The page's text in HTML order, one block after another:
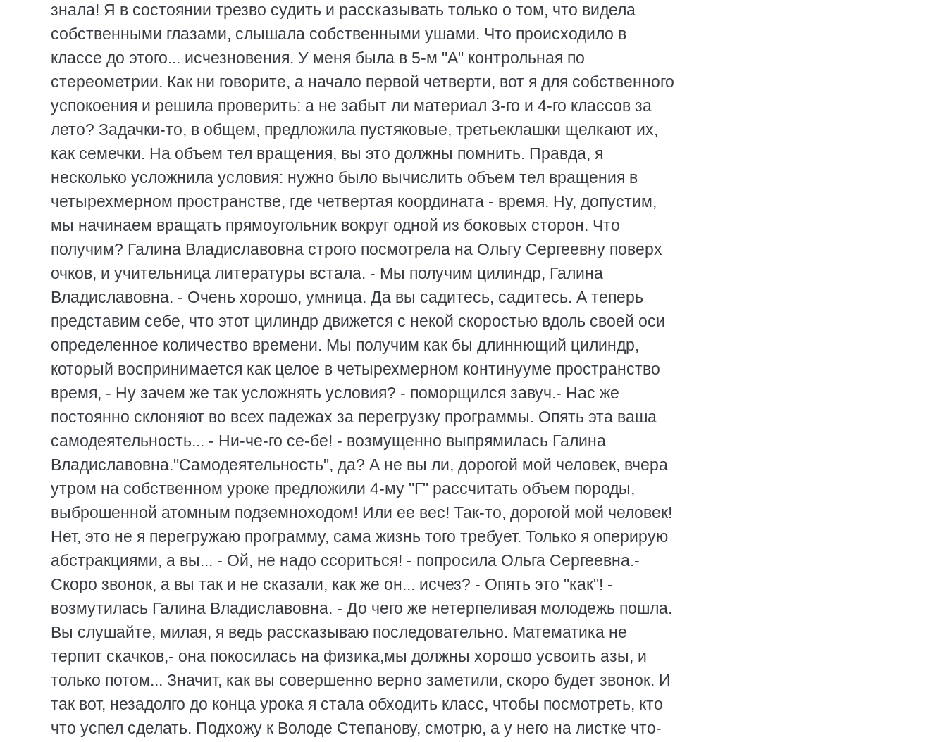
знала! Я в состоянии трезво судить и рассказывать только о том, что видела
собственными глазами, слышала собственными ушами. Что происходило в
классе до этого... исчезновения. У меня была в 5-м "А" контрольная по
стереометрии. Как ни говорите, а начало первой четверти, вот я для собственного
успокоения и решила проверить: а не забыт ли материал 3-го и 4-го классов за
лето? Задачки-то, в общем, предложила пустяковые, третьеклашки щелкают их,
как семечки. На объем тел вращения, вы это должны помнить. Правда, я
несколько усложнила условия: нужно было вычислить объем тел вращения в
четырехмерном пространстве, где четвертая координата - время. Ну, допустим,
мы начинаем вращать прямоугольник вокруг одной из боковых сторон. Что
получим? Галина Владиславовна строго посмотрела на Ольгу Сергеевну поверх
очков, и учительница литературы встала. - Мы получим цилиндр, Галина
Владиславовна. - Очень хорошо, умница. Да вы садитесь, садитесь. А теперь
представим себе, что этот цилиндр движется с некой скоростью вдоль своей оси
определенное количество времени. Мы получим как бы длиннющий цилиндр,
который воспринимается как целое в четырехмерном континууме пространство
время, - Ну зачем же так усложнять условия? - поморщился завуч.- Нас же
постоянно склоняют во всех падежах за перегрузку программы. Опять эта ваша
самодеятельность... - Ни-че-го се-бе! - возмущенно выпрямилась Галина
Владиславовна."Самодеятельность", да? А не вы ли, дорогой мой человек, вчера
утром на собственном уроке предложили 4-му "Г" рассчитать объем породы,
выброшенной атомным подземноходом! Или ее вес! Так-то, дорогой мой человек!
Нет, это не я перегружаю программу, сама жизнь того требует. Только я оперирую
абстракциями, а вы... - Ой, не надо ссориться! - попросила Ольга Сергеевна.-
Скоро звонок, а вы так и не сказали, как же он... исчез? - Опять это "как"! -
возмутилась Галина Владиславовна. - До чего же нетерпеливая молодежь пошла.
Вы слушайте, милая, я ведь рассказываю последовательно. Математика не
терпит скачков,- она покосилась на физика,мы должны хорошо усвоить азы, и
только потом... Значит, как вы совершенно верно заметили, скоро будет звонок. И
так вот, незадолго до конца урока я стала обходить класс, чтобы посмотреть, кто
что успел сделать. Подхожу к Володе Степанову, смотрю, а у него на листке что-